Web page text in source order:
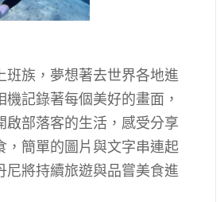
班族，夢想著去世界各地進
記錄著每個美好的畫面，
啟部落客的生活，感受分享
，簡單的圖片與文字串連起
尼將持續旅遊與品嘗美食進